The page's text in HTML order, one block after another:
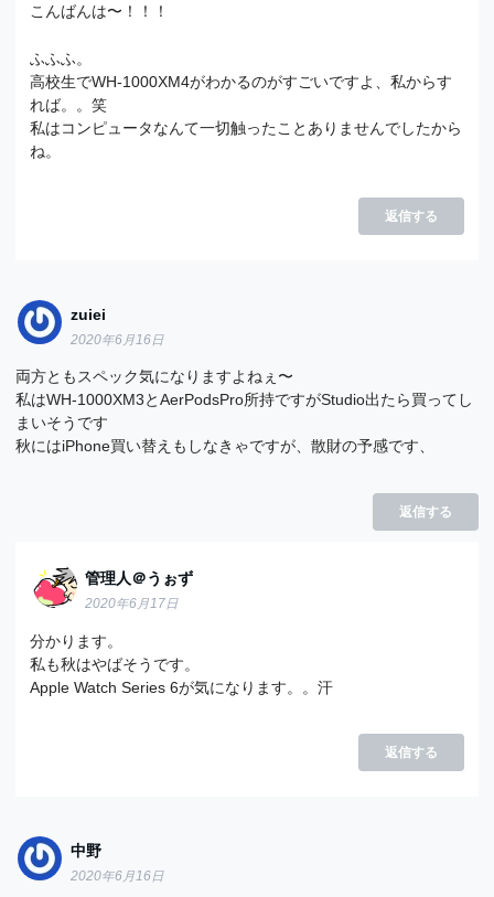
こんばんは〜！！！
ふふふ。
高校生でWH-1000XM4がわかるのがすごいですよ、私からす
れば。。笑
私はコンピュータなんて一切触ったことありませんでしたから
ね。
返信する
zuiei
2020年6月16日
両方ともスペック気になりますよねぇ〜
私はWH-1000XM3とAerPodsPro所持ですがStudio出たら買ってし
まいそうです
秋にはiPhone買い替えもしなきゃですが、散財の予感です、
返信する
管理人＠うぉず
2020年6月17日
分かります。
私も秋はやばそうです。
Apple Watch Series 6が気になります。。汗
返信する
中野
2020年6月16日